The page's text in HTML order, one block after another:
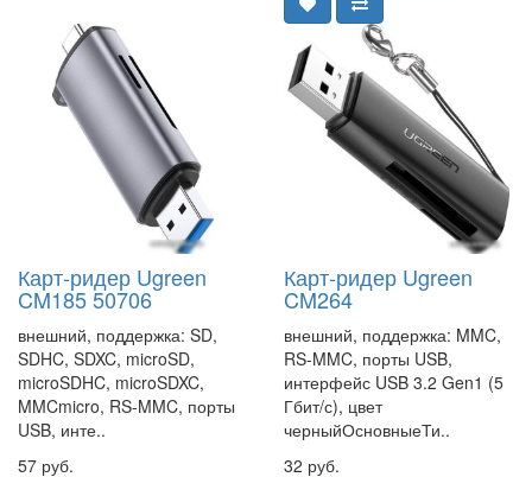
Карт-ридер Ugreen
CM185 50706
внешний, поддержка: SD,
SDHC, SDXC, microSD,
microSDHC, microSDXC,
MMCmicro, RS-MMC, порты
USB, инте..
57 руб.
Карт-ридер Ugreen
CM264
внешний, поддержка: MMC,
RS-MMC, порты USB,
интерфейс USB 3.2 Gen1 (5
Гбит/с), цвет
черныйОсновныеТи..
32 руб.